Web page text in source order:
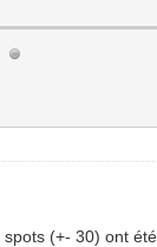
(+- 30) ont